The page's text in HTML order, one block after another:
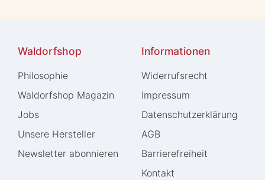
Waldorfshop
Philosophie
Waldorfshop Magazin
Jobs
Unsere Hersteller
Newsletter abonnieren
Informationen
Widerrufs­recht
Impressum
Daten­schutz­erklärung
AGB
Barrierefreiheit
Kontakt